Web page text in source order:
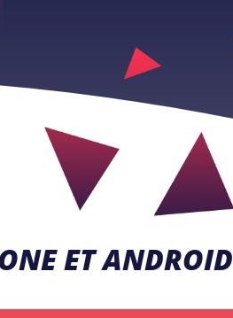
ET ANDROID